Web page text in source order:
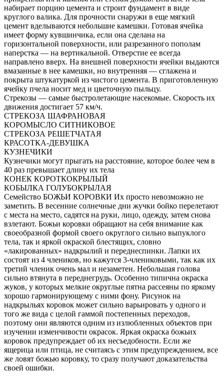
набирает порцию цемента и строит фундамент в виде
круглого валика. Для прочности снаружи в еще мягкий
цемент вделываются небольшие камешки. Готовая ячейка
имеет форму кувшинчика, если она сделана на
горизонтальной поверхности, или разрезанного пополам
наперстка — на вертикальной. Отверстие ее всегда
направлено вверх. На внешней поверхности ячейки выдаются
вмазанные в нее камешки, но внутренняя — сглажена и
покрыта штукатуркой из чистого цемента. В приготовленную
ячейку пчела носит мед и цветочную пыльцу.
Стрекозы — самые быстролетающие насекомые. Скорость их
движения достигает 57 км/ч.
СТРЕКОЗА ШАФРАНОВАЯ
КОРОМЫСЛО СИТНИКОВОЕ
СТРЕКОЗА РЕШЕТЧАТАЯ
КРАСОТКА-ДЕВУШКА
КУЗНЕЧИКИ
Кузнечики могут прыгать на расстояние, которое более чем в
40 раз превышает длину их тела
КОНЕК КОРОТКОКРЫЛЫЙ
КОБЫЛКА ГОЛУБОКРЫЛАЯ
Семейство БОЖЬИ КОРОВКИ Их просто невозможно не
заметить. В весенние солнечные дни жучки бойко перелетают
с места на место, садятся на руки, лицо, одежду, затем снова
взлетают. Божьи коровки обращают на себя внимание как
своеобразной формой своего округлого сильно выпуклого
тела, так и яркой окраской блестящих, словно
«лакированных» надкрылий и переднеспинки. Лапки их
состоят из 4 члеников, но кажутся 3-члениковыми, так как их
третий членик очень мал и незаметен. Небольшая голова
сильно втянута в переднегрудь. Особенно типична окраска
жуков, у которых мелкие округлые пятна рассеяны по яркому
хорошо гармонирующему с ними фону. Рисунок на
надкрыльях коровок может сильно варьировать у одного и
того же вида с целой гаммой постепенных переходов,
поэтому они являются одним из излюбленных объектов при
изучении изменчивости окрасок. Яркая окраска божьих
коровок предупреждает об их несъедобности. Если же
ящерица или птица, не считаясь с этим предупреждением, все
же ловят божью коровку, то сразу получают доказательства
своей ошибки.